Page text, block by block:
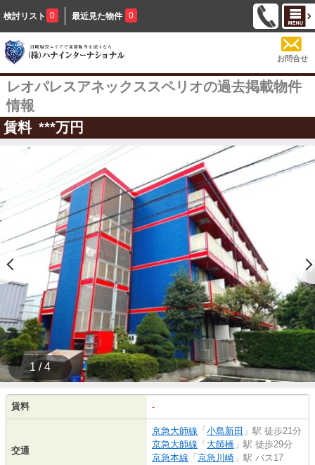
検討リスト 0 最近見た物件 0
お問合せ
レオパレスアネックススペリオの過去掲載物件
情報
賃料 ***万円
1 / 4
賃料 -
交通
京急大師線 「 小島新田 」駅 徒歩21分
京急大師線 「 大師橋 」駅 徒歩29分
京急本線 「 京急川崎 」駅 バス17